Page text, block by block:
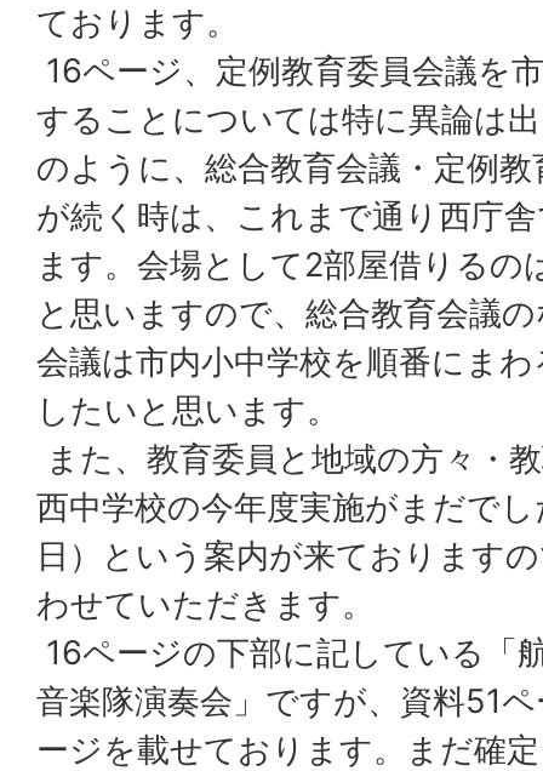
ております。
16ページ、定例教育委員会議を
することについては特に異論は
のように、総合教育会議・定例
が続く時は、これまで通り西庁
ます。会場として2部屋借りるの
と思いますので、総合教育会議
会議は市内小中学校を順番にま
したいと思います。
また、教育委員と地域の方々・
西中学校の今年度実施がまだで
日）という案内が来ております
わせていただきます。
16ページの下部に記している「
音楽隊演奏会」ですが、資料51
ージを載せております。まだ確